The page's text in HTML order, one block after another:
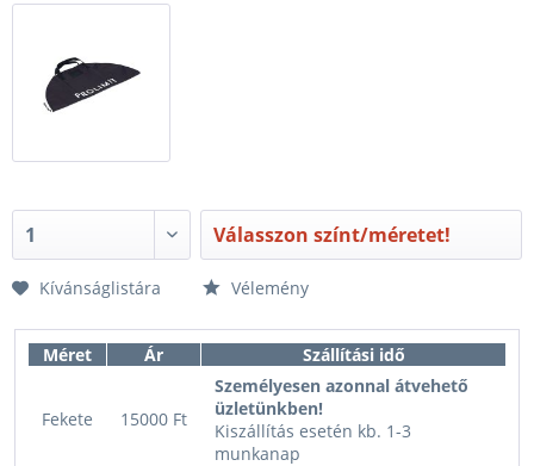
Válasszon színt/méretet!
Kívánságlistára Vélemény
Méret Ár Szállítási idő
Fekete 15000 Ft
Személyesen azonnal átvehető
üzletünkben!
Kiszállítás esetén kb. 1-3
munkanap